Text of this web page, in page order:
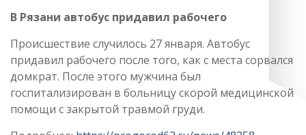
В Рязани автобус придавил рабочего
Происшествие случилось 27 января. Автобус
придавил рабочего после того, как с места сорвался
домкрат. После этого мужчина был
госпитализирован в больницу скорой медицинской
помощи с закрытой травмой груди.